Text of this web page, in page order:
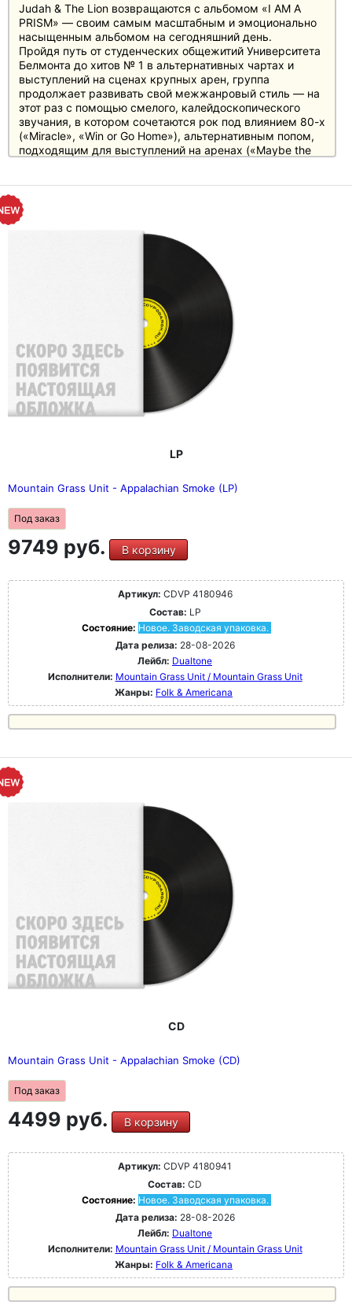
Judah & The Lion возвращаются с альбомом «I AM A
PRISM» — своим самым масштабным и эмоционально
насыщенным альбомом на сегодняшний день.
Пройдя путь от студенческих общежитий Университета
Белмонта до хитов № 1 в альтернативных чартах и
выступлений на сценах крупных арен, группа
продолжает развивать свой межжанровый стиль — на
этот раз с помощью смелого, калейдоскопического
звучания, в котором сочетаются рок под влиянием 80-х
(«Miracle», «Win or Go Home»), альтернативным попом,
подходящим для выступлений на аренах («Maybe the
Альбом, спродюсированный Джереми Лутито и
сведённый Райаном Хьюиттом, сочетает в себе как
грандиозность, так и интимность — в том числе
благодаря записям живых выступлений перед
публикой, стирающим грань между выступлением и
общностью. В своей сути «I AM A PRISM» отражает
глубоко человеческое путешествие группы: она
прокладывает путь через веру, идентичность,
отношения и самопереосмысление с редким
сочетанием уязвимости и боевого духа. Именно это
напряжение — энергия Beastie Boys в сочетании с
фолк-корнями — определило их взлет и по-прежнему
отличает их от других.
LP
Mountain Grass Unit - Appalachian Smoke (LP)
Под заказ
9749 руб. В корзину
Артикул: CDVP 4180946
Состав: LP
Состояние: Новое. Заводская упаковка.
Дата релиза: 28-08-2026
Лейбл: Dualtone
Исполнители: Mountain Grass Unit / Mountain Grass Unit
Жанры: Folk & Americana
CD
Mountain Grass Unit - Appalachian Smoke (CD)
Под заказ
4499 руб. В корзину
Артикул: CDVP 4180941
Состав: CD
Состояние: Новое. Заводская упаковка.
Дата релиза: 28-08-2026
Лейбл: Dualtone
Исполнители: Mountain Grass Unit / Mountain Grass Unit
Жанры: Folk & Americana